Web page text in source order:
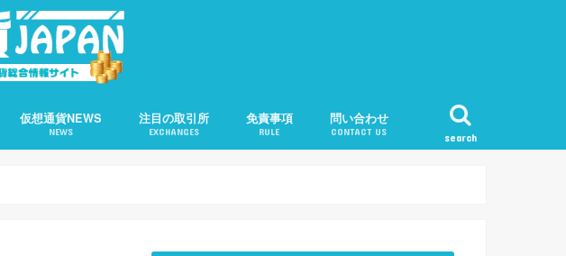
search
仮想通貨NEWS
NEWS
注目の取引所
EXCHANGES
免責事項
RULE
問い合わせ
CONTACT US